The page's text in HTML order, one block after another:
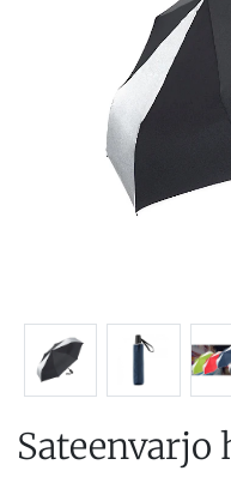
Sateenvarjo